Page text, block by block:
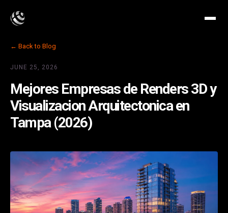
← Back to Blog
JUNE 25, 2026
Mejores Empresas de Renders 3D y
Visualizacion Arquitectonica en
Tampa (2026)